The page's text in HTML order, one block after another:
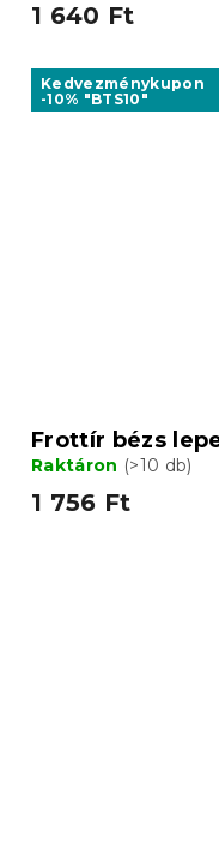
1 640 Ft
Kedvezménykupon
-10% "BTS10"
Frottír bézs
Raktáron (>10 db)
1 756 Ft